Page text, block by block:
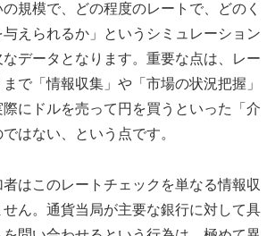
規模で、どの程度のレートで、どのく
えられるか」というシミュレーション
データとなります。重要な点は、レー
まで「情報収集」や「市場の状況把握」
にドルを売って円を買うといった「介
はない、という点です。
はこのレートチェックを単なる情報収
ん。通貨当局が主要な銀行に対して具